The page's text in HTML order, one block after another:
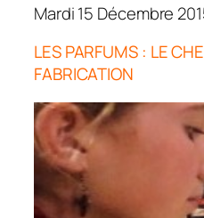
Mardi 15 Décembre
LES PARFUMS : LE
FABRICATION